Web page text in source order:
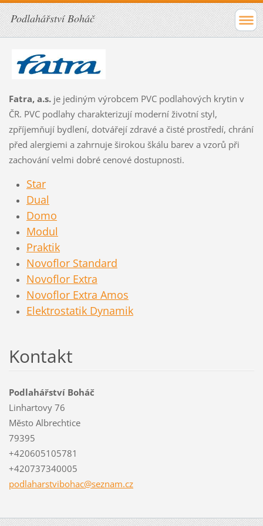
Podlahářství Boháč
Fatra, a.s.je jediným výrobcem PVC podlahových krytin v
ČR. PVC podlahy charakterizují moderní životní styl,
zpříjemňují bydlení, dotvářejí zdravé a čisté prostředí, chrání
před alergiemi a zahrnuje širokou škálu barev a vzorů při
zachování velmi dobré cenové dostupnosti.
Star
Dual
Domo
Modul
Praktik
Novoflor Standard
Novoflor Extra
Novoflor Extra Amos
Elektrostatik Dynamik
Kontakt
Podlahářství Boháč
Linhartovy 76
Město Albrechtice
79395
+420605105781
+420737340005
podlaharstvibohac@seznam.cz